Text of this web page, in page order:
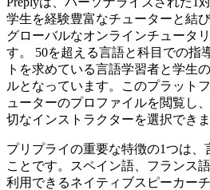
学生を経験豊富なチューターと結
グローバルなオンラインチュータ
す。 50を超える言語と科目での指
トを求めている言語学習者と学生
ルとなっています。このプラット
ューターのプロファイルを閲覧し
切なインストラクターを選択できま
プリプライの重要な特徴の1つは、
ことです。スペイン語、フランス
利用できるネイティブスピーカー